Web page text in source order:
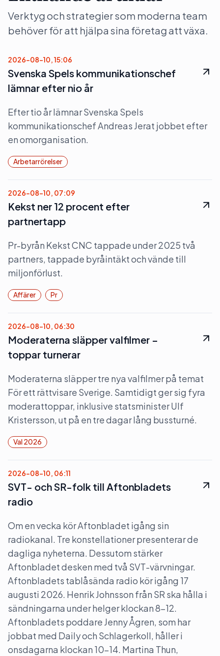
Verktyg och strategier som moderna team
behöver för att hjälpa sina företag att växa.
2026-08-10, 15:06
Svenska Spels kommunikationschef
lämnar efter nio år
Efter tio år lämnar Svenska Spels
kommunikationschef Andreas Jerat jobbet efter
en omorganisation.
Arbetarrörelser
2026-08-10, 07:09
Kekst ner 12 procent efter
partnertapp
Pr-byrån Kekst CNC tappade under 2025 två
partners, tappade byråintäkt och vände till
miljonförlust.
Affärer Pr
2026-08-10, 06:30
Moderaterna släpper valfilmer –
toppar turnerar
Moderaterna släpper tre nya valfilmer på temat
För ett rättvisare Sverige. Samtidigt ger sig fyra
moderattoppar, inklusive statsminister Ulf
Kristersson, ut på en tre dagar lång bussturné.
Val 2026
2026-08-10, 06:11
SVT- och SR-folk till Aftonbladets
radio
Om en vecka kör Aftonbladet igång sin
radiokanal. Tre konstellationer presenterar de
dagliga nyheterna. Dessutom stärker
Aftonbladet desken med två SVT-värvningar.
Aftonbladets tablåsända radio kör igång 17
augusti 2026. Henrik Johnsson från SR ska hålla i
sändningarna under helger klockan 8–12.
Aftonbladets poddare Jenny Ågren, som har
jobbat med Daily och Schlagerkoll, håller i
onsdagarna klockan 10–14. Martina Thun,